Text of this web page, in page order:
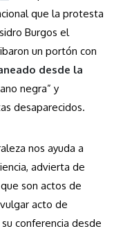
que la protesta
Burgos el
un portón con
desde la
negra” y
desaparecidos.
nos ayuda a
advierta de
son actos de
acto de
conferencia desde